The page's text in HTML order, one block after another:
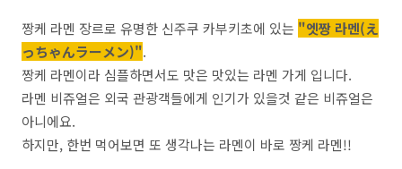
짱케 라멘 장르로 유명한 신주쿠 카부키초에 있는 "엣짱 라멘(え
っちゃんラーメン)".
짱케 라멘이라 심플하면서도 맛은 맛있는 라멘 가게 입니다.
라멘 비쥬얼은 외국 관광객들에게 인기가 있을것 같은 비쥬얼은
아니에요.
하지만, 한번 먹어보면 또 생각나는 라멘이 바로 짱케 라멘!!